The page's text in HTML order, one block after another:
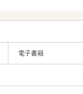
電子書籍